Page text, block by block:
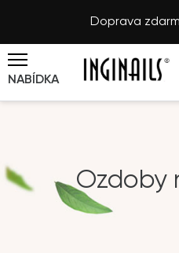
Doprava
NABÍDKA
Ozdoby